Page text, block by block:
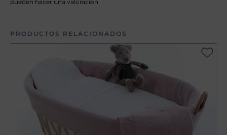
pueden hacer una valoración.
PRODUCTOS RELACIONADOS